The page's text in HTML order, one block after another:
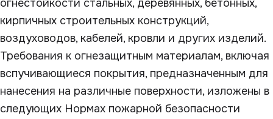
огнестойкости стальных, деревянных, бетонных,
кирпичных строительных конструкций,
воздуховодов, кабелей, кровли и других изделий.
Требования к огнезащитным материалам, включая
вспучивающиеся покрытия, предназначенным для
нанесения на различные поверхности, изложены в
следующих Нормах пожарной безопасности